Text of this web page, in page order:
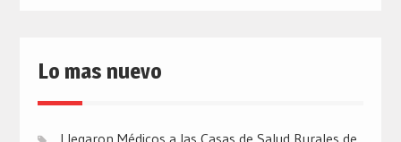
Lo mas nuevo
Llegaron Médicos a las Casas de Salud Rurales de